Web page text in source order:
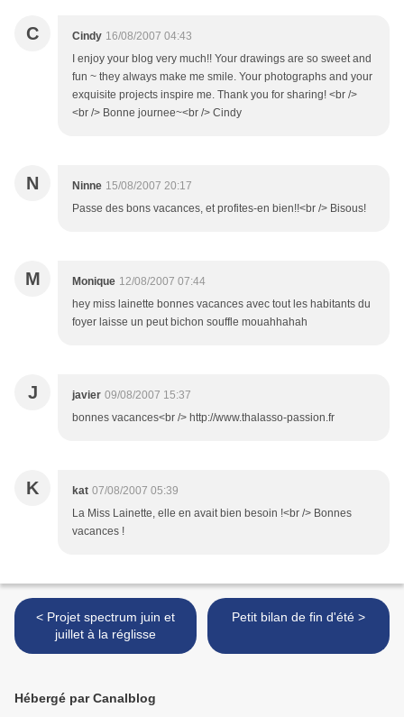
C Cindy 16/08/2007 04:43
I enjoy your blog very much!! Your drawings are so sweet and
fun ~ they always make me smile. Your photographs and your
exquisite projects inspire me. Thank you for sharing! <br />
<br /> Bonne journee~<br /> Cindy
N Ninne 15/08/2007 20:17
Passe des bons vacances, et profites-en bien!!<br /> Bisous!
M Monique 12/08/2007 07:44
hey miss lainette bonnes vacances avec tout les habitants du
foyer laisse un peut bichon souffle mouahhahah
J javier 09/08/2007 15:37
bonnes vacances<br /> http://www.thalasso-passion.fr
K kat 07/08/2007 05:39
La Miss Lainette, elle en avait bien besoin !<br /> Bonnes
vacances !
< Projet spectrum juin et
juillet à la réglisse
Petit bilan de fin d'été >
Hébergé par Canalblog